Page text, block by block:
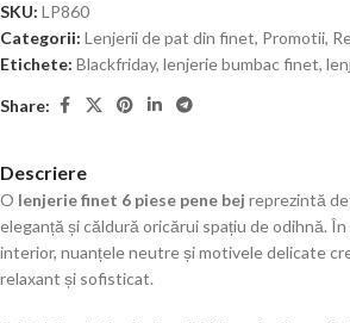
SKU: LP860
Categorii: Lenjerii de pat din finet, Promotii,
Etichete: Blackfriday, lenjerie bumbac finet,
Share:
Descriere
O lenjerie finet 6 piese pene bej reprezintă
eleganță și căldură oricărui spațiu de odihnă.
interior, nuanțele neutre și motivele delicate
relaxant și sofisticat.